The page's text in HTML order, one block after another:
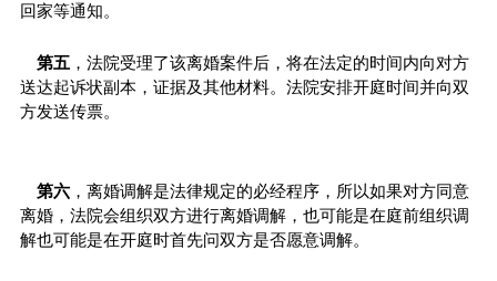
回家等通知。
第五，法院受理了该离婚案件后，将在法定的时间内向对方
送达起诉状副本，证据及其他材料。法院安排开庭时间并向双
方发送传票。
第六，离婚调解是法律规定的必经程序，所以如果对方同意
离婚，法院会组织双方进行离婚调解，也可能是在庭前组织调
解也可能是在开庭时首先问双方是否愿意调解。